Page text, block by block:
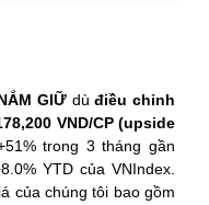
GIỮdùđiều chỉnh
VND/CP (upside
trong 3 tháng gần
YTD của VNIndex.
của chúng tôi bao gồm